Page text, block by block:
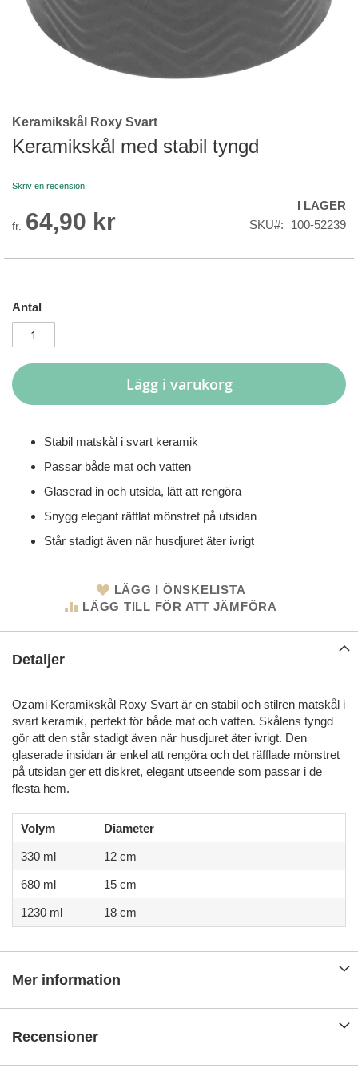
Skip
to
the
of
images
Keramikskål Roxy Svart
Keramikskål med stabil tyngd
Skriv en recension
fr. 64,90 kr
I LAGER
SKU
100-52239
Antal
Lägg i varukorg
Stabil matskål i svart keramik
Passar både mat och vatten
Glaserad in och utsida, lätt att rengöra
Snygg elegant räfflat mönstret på utsidan
Står stadigt även när husdjuret äter ivrigt
LÄGG I ÖNSKELISTA
LÄGG TILL FÖR ATT JÄMFÖRA
Detaljer
Ozami Keramikskål Roxy Svart är en stabil och stilren matskål i
svart keramik, perfekt för både mat och vatten. Skålens tyngd
gör att den står stadigt även när husdjuret äter ivrigt. Den
glaserade insidan är enkel att rengöra och det räfflade mönstret
på utsidan ger ett diskret, elegant utseende som passar i de
flesta hem.
Volym Diameter
330 ml 12 cm
680 ml 15 cm
1230 ml 18 cm
Mer information
Recensioner